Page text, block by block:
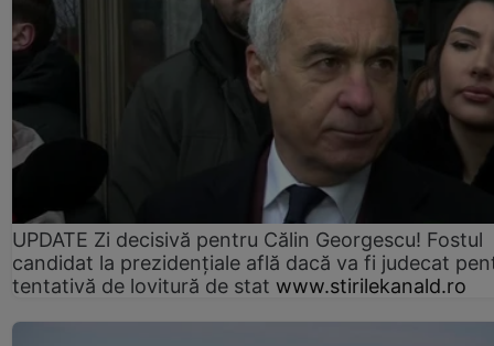
UPDATE Zi decisivă pentru Călin Georgescu! Fostul
candidat la prezidențiale află dacă va fi judecat
tentativă de lovitură de stat www.stirilekanald.ro